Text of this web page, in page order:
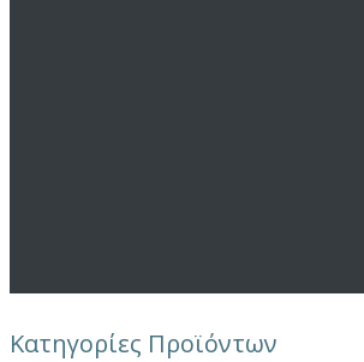
Κατηγορίες Προϊόντων